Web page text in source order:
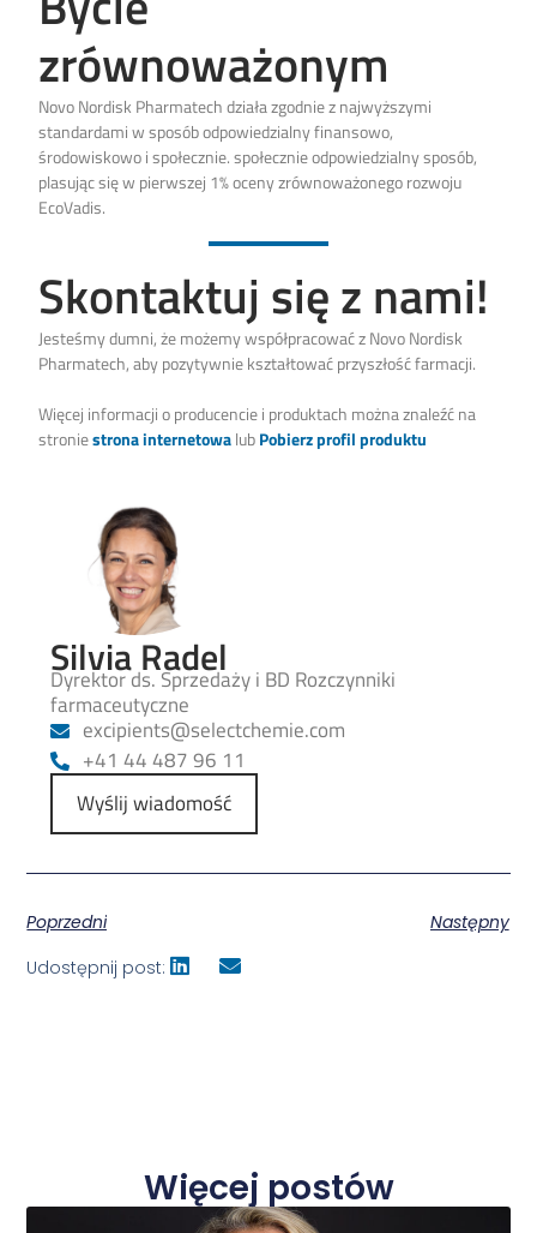
zrównoważonym
Novo Nordisk Pharmatech działa zgodnie z najwyższymi
standardami w sposób odpowiedzialny finansowo,
środowiskowo i społecznie. społecznie odpowiedzialny sposób,
plasując się w pierwszej 1% oceny zrównoważonego rozwoju
EcoVadis.
Skontaktuj się z nami!
Jesteśmy dumni, że możemy współpracować z Novo Nordisk
Pharmatech, aby pozytywnie kształtować przyszłość farmacji.
Więcej informacji o producencie i produktach można znaleźć na
stroniestrona internetowalubPobierz profil produktu
Silvia Radel
Dyrektor ds. Sprzedaży i BD Rozczynniki
farmaceutyczne
moc.eimehctceles
@stneipicxe
+41 44 487 96 11
Wyślij wiadomość
Poprzedni
Następny
Udostępnij post:
Więcej postów